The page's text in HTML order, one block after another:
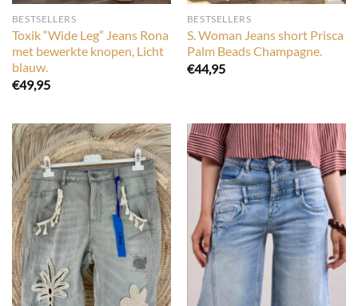
BESTSELLERS
Toxik “Wide Leg” Jeans Rona
met bewerkte knopen, Licht
blauw.
€49,95
BESTSELLERS
S. Woman Jeans short Prisca
Palm Beads Champagne.
€44,95